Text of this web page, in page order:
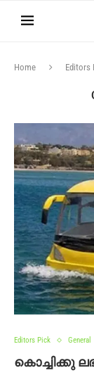
Home Editors
Editors Pick General
കൊച്ചിക്കു